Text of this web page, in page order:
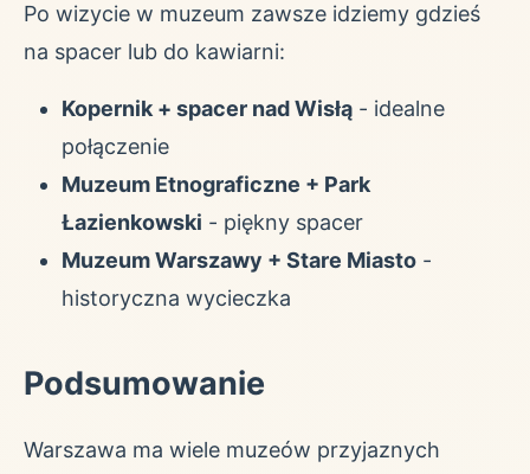
Po wizycie w muzeum zawsze idziemy gdzieś
na spacer lub do kawiarni:
Kopernik + spacer nad Wisłą - idealne
połączenie
Muzeum Etnograficzne + Park
Łazienkowski - piękny spacer
Muzeum Warszawy + Stare Miasto -
historyczna wycieczka
Podsumowanie
Warszawa ma wiele muzeów przyjaznych